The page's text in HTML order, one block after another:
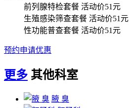
前列腺特检套餐 活动价51元
生殖感染筛查套餐 活动价51元
性功能普查套餐 活动价51元
预约申请优惠
更多 其他科室
腋 臭